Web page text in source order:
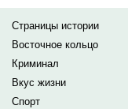
Страницы истории
Восточное кольцо
Криминал
Вкус жизни
Спорт